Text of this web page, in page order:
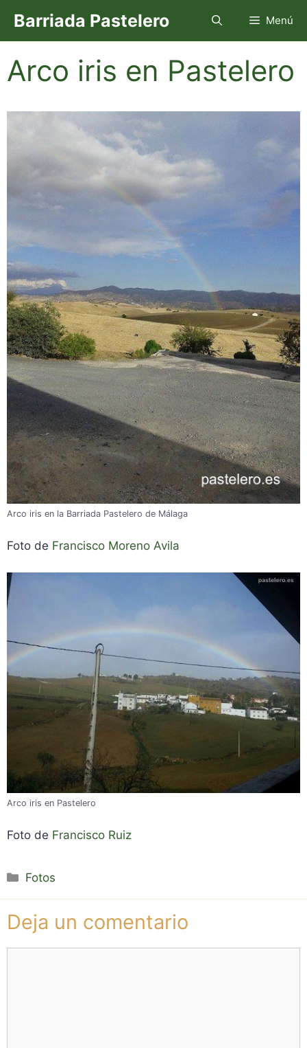
contenido
Barriada Pastelero Menú
Arco iris en Pastelero
Arco iris en la Barriada Pastelero de Málaga
Foto de Francisco Moreno Avila
Arco iris en Pastelero
Foto de Francisco Ruiz
Categorías
Fotos
Deja un comentario